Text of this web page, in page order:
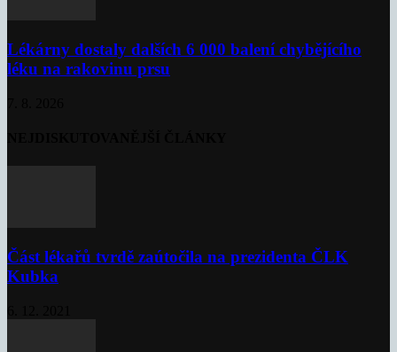
Lékárny dostaly dalších 6 000 balení chybějícího
léku na rakovinu prsu
Část lékařů tvrdě zaútočila na prezidenta ČLK
Kubka